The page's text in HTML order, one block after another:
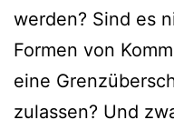
werden? Sind es
Formen von
eine
zulassen? Und